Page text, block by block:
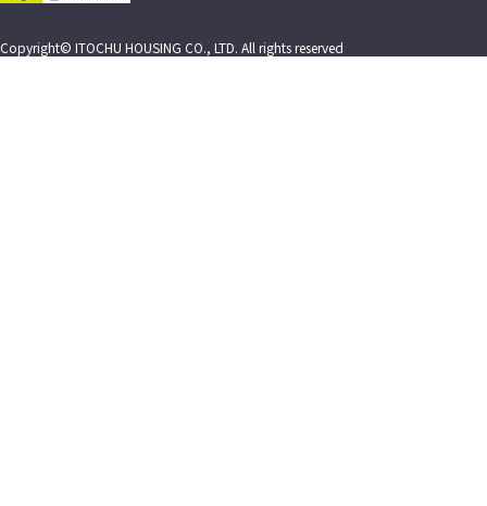
Copyright© ITOCHU HOUSING CO., LTD. All rights reserved